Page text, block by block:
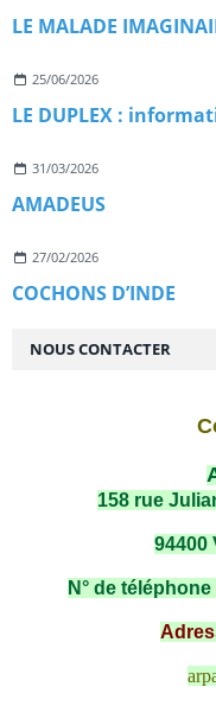
LE MALADE
25/06/2026
LE DUPLEX :
31/03/2026
AMADEUS
27/02/2026
COCHONS D’INDE
NOUS CONTACTER
158 rue
94400
N° de